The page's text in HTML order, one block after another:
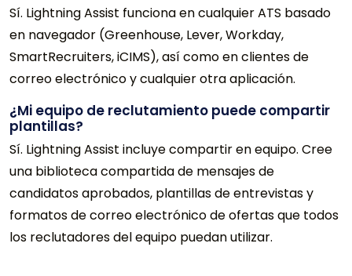
Sí. Lightning Assist funciona en cualquier ATS basado
en navegador (Greenhouse, Lever, Workday,
SmartRecruiters, iCIMS), así como en clientes de
correo electrónico y cualquier otra aplicación.
¿Mi equipo de reclutamiento puede compartir
plantillas?
Sí. Lightning Assist incluye compartir en equipo. Cree
una biblioteca compartida de mensajes de
candidatos aprobados, plantillas de entrevistas y
formatos de correo electrónico de ofertas que todos
los reclutadores del equipo puedan utilizar.